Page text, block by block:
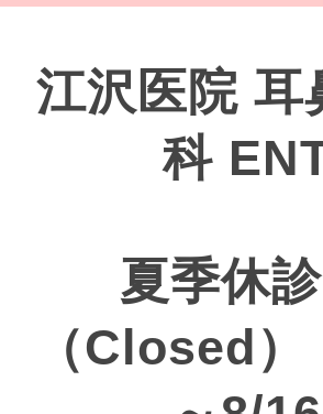
江沢医院 耳
科
夏季休診
（Closed